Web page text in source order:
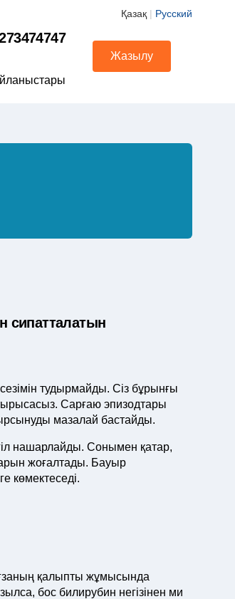
Қазақ | Русский
Жазылу
сипатталатын
тудырмайды. Сіз бұрынғы
тырысасыз. Сарғаю эпизодтары
мазалай бастайды.
нашарлайды. Сонымен қатар,
жоғалтады. Бауыр
көмектеседі.
қалыпты жұмысында
бос билирубин негізінен ми